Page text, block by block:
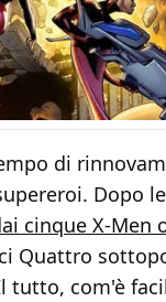
di
Dopo le
cinque X-Men
Quattro
tutto, com'è